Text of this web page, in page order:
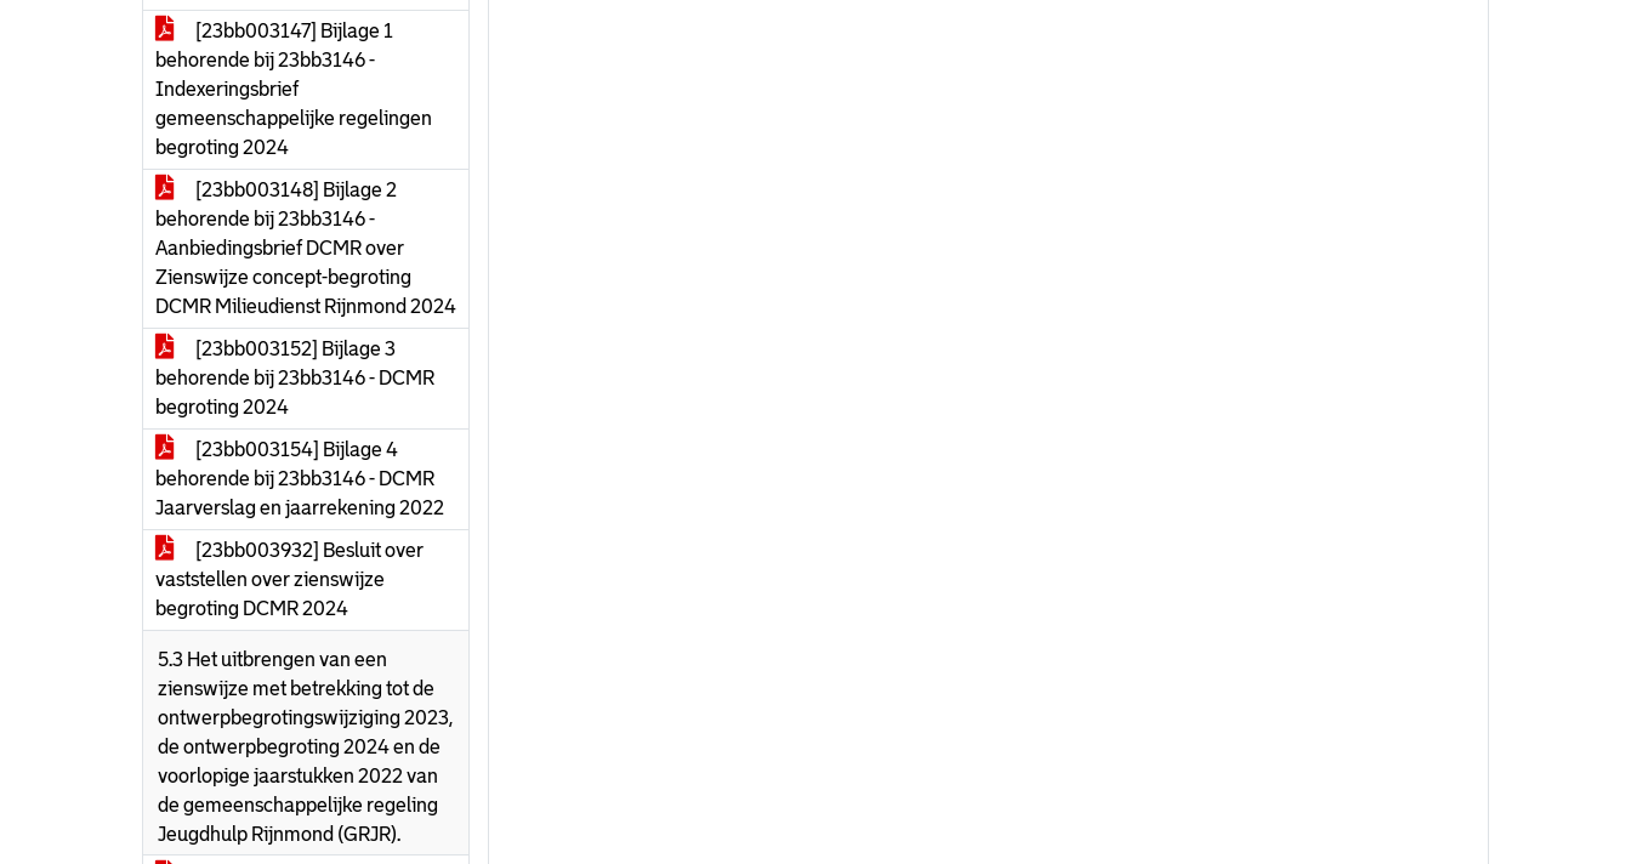
[23bb003147] Bijlage 1
behorende bij 23bb3146 -
Indexeringsbrief
gemeenschappelijke regelingen
begroting 2024
[23bb003148] Bijlage 2
behorende bij 23bb3146 -
Aanbiedingsbrief DCMR over
Zienswijze concept-begroting
DCMR Milieudienst Rijnmond 2024
[23bb003152] Bijlage 3
behorende bij 23bb3146 - DCMR
begroting 2024
[23bb003154] Bijlage 4
behorende bij 23bb3146 - DCMR
Jaarverslag en jaarrekening 2022
[23bb003932] Besluit over
vaststellen over zienswijze
begroting DCMR 2024
5.3 Het uitbrengen van een
zienswijze met betrekking tot de
ontwerpbegrotingswijziging 2023,
de ontwerpbegroting 2024 en de
voorlopige jaarstukken 2022 van
de gemeenschappelijke regeling
Jeugdhulp Rijnmond (GRJR).